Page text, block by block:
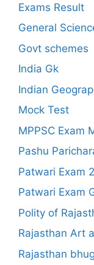
Exams Result
General
Govt schemes
India Gk
Indian
Mock Test
MPPSC Exam
Pashu
Patwari Exam
Patwari Exam
Polity of
Rajasthan Art
Rajasthan